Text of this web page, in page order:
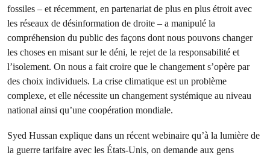
fossiles – et récemment, en partenariat de plus en plus étroit avec
les réseaux de désinformation de droite – a manipulé la
compréhension du public des façons dont nous pouvons changer
les choses en misant sur le déni, le rejet de la responsabilité et
l’isolement. On nous a fait croire que le changement s’opère par
des choix individuels. La crise climatique est un problème
complexe, et elle nécessite un changement systémique au niveau
national ainsi qu’une coopération mondiale.
Syed Hussan explique dans un récent webinaire qu’à la lumière de
la guerre tarifaire avec les États-Unis, on demande aux gens